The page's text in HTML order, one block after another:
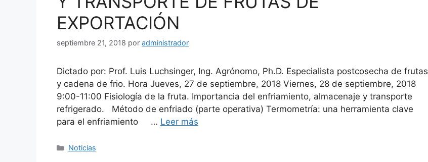
EXPORTACIÓN
septiembre 21, 2018 por administrador
Dictado por: Prof. Luis Luchsinger, Ing. Agrónomo, Ph.D. Especialista postcosecha de frutas
y cadena de frio. Hora Jueves, 27 de septiembre, 2018 Viernes, 28 de septiembre, 2018
9:00-11:00 Fisiología de la fruta. Importancia del enfriamiento, almacenaje y transporte
refrigerado. Método de enfriado (parte operativa) Termometría: una herramienta clave
para el enfriamiento … Leer más
Categorías
Noticias